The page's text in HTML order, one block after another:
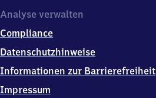
8
6
Görlitz
Analyse verwalten
Compliance
Datenschutzhinweise
Informationen zur Barrierefreiheit
Impressum